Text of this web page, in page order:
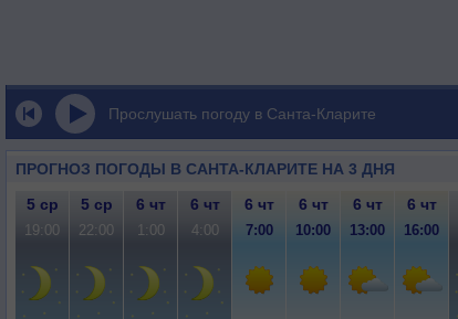
Прослушать погоду в Санта-Кларите
ПРОГНОЗ ПОГОДЫ В САНТА-КЛАРИТЕ НА 3 ДНЯ
5 ср 5 ср 6 чт 6 чт 6 чт 6 чт 6 чт 6 чт
19:00 22:00 1:00 4:00 7:00 10:00 13:00 16:00